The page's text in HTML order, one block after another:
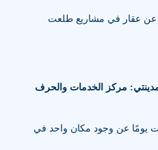
عن عقار في مشاريع طلعت
مركز الخدمات والحرف
يومًا عن وجود مكان واحد في